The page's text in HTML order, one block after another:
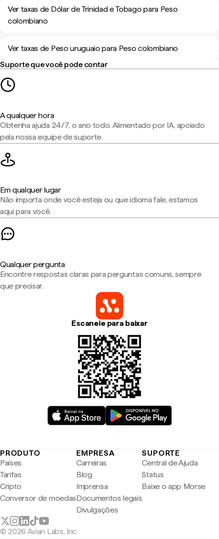
Ver taxas de Dólar de Trinidad e Tobago para Peso
colombiano
Ver taxas de Peso uruguaio para Peso colombiano
Suporte que você pode contar
A qualquer hora
Obtenha ajuda 24/7, o ano todo. Alimentado por IA, apoiado
pela nossa equipe de suporte.
Em qualquer lugar
Não importa onde você esteja ou que idioma fale, estamos
aqui para você.
Qualquer pergunta
Encontre respostas claras para perguntas comuns, sempre
que precisar.
Escaneie para baixar
PRODUTO
Países
Tarifas
Cripto
Conversor de moedas
EMPRESA
Carreiras
Blog
Imprensa
Documentos legais
Divulgações
SUPORTE
Central de Ajuda
Status
Baixe o app Morse
© 2026 Avian Labs, Inc